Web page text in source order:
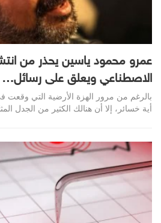
عمرو محمود ياسين يحذر من
الاصطناعي ويعلق على رسائل…
بالرغم من مرور الهزة الأرضية التي
أية خسائر، إلا أن هنالك الكثير من الجدل